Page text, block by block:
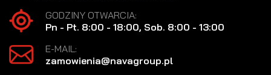
GODZINY OTWARCIA:
Pn - Pt. 8:00 - 18:00, Sob. 8:00 - 13:00
E-MAIL:
zamowienia@navagroup.pl